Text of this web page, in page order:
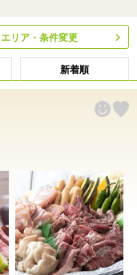
エリア・条件変更
新着順